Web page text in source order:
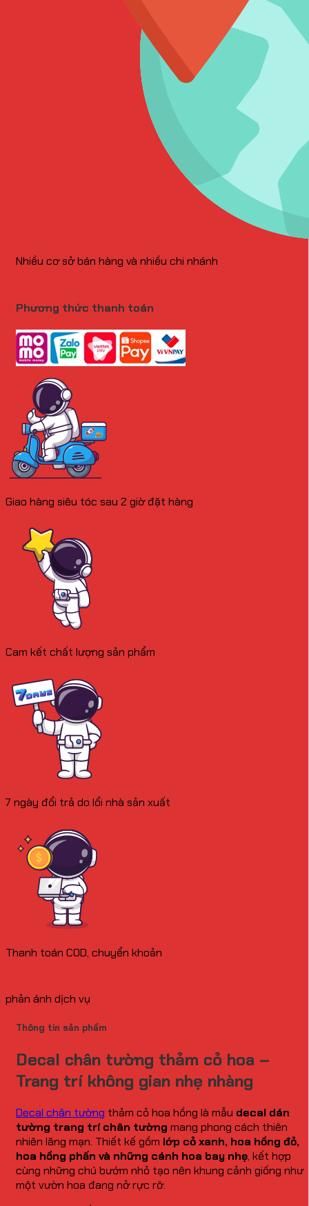
Nhiều cơ sở bán hàng và nhiều chi nhánh
Phương thức thanh toán
Giao hàng siêu tóc sau 2 giờ đặt hàng
Cam kết chất lượng sản phẩm
7 ngày đổi trả do lổi nhà sản xuất
Thanh toán COD, chuyển khoản
phản ánh dịch vụ
Thông tin sản phẩm
Decal chân tường thảm cỏ hoa –
Trang trí không gian nhẹ nhàng
Decal chân tường thảm cỏ hoa hồng là mẫu decal dán
tường trang trí chân tường mang phong cách thiên
nhiên lãng mạn. Thiết kế gồm lớp cỏ xanh, hoa hồng đỏ,
hoa hồng phấn và những cánh hoa bay nhẹ, kết hợp
cùng những chú bướm nhỏ tạo nên khung cảnh giống như
một vườn hoa đang nở rực rỡ.